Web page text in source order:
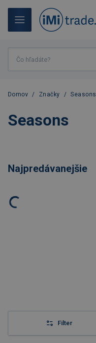
Domov / Značky / Seasons
Seasons
Najpredávanejšie
Filter